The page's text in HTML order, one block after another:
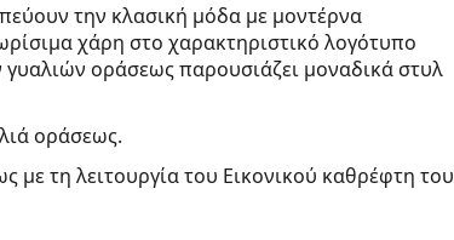
την κλασική μόδα με μοντέρνα
χάρη στο χαρακτηριστικό λογότυπο
οράσεως παρουσιάζει μοναδικά στυλ
οράσεως.
τη λειτουργία του Εικονικού καθρέφτη του